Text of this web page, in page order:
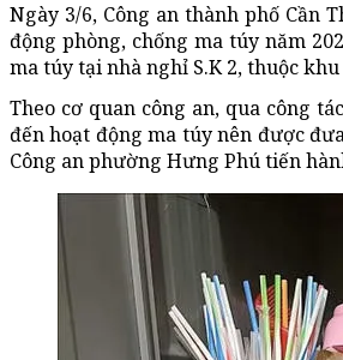
Ngày 3/6, Công an thành phố Cần
động phòng, chống ma túy năm
ma túy tại nhà nghỉ S.K 2, thuộc
Theo cơ quan công an, qua công
đến hoạt động ma túy nên được
Công an phường Hưng Phú tiến